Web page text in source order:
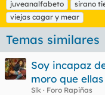
q
u
e
t
a
s
juveanalfabeto
sirano
viejas cagar y mear
Temas similares
Soy incapaz
moro que
Slk
Foro Rapiñas